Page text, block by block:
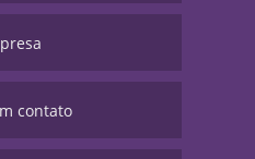
contato